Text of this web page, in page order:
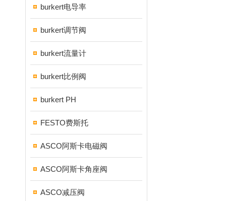
burkert电导率
burkert调节阀
burkert流量计
burkert比例阀
burkert PH
FESTO费斯托
ASCO阿斯卡电磁阀
ASCO阿斯卡角座阀
ASCO减压阀